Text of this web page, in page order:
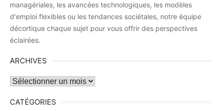
managériales, les avancées technologiques, les modèles
d'emploi flexibles ou les tendances sociétales, notre équipe
décortique chaque sujet pour vous offrir des perspectives
éclairées.
ARCHIVES
Archives
CATÉGORIES